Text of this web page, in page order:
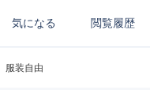
気になる 閲覧履歴
服装自由